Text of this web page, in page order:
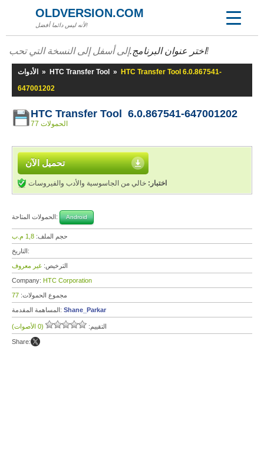
OLDVERSION.COM
لأنه ليس دائما أفضل!
اختر عنوان البرنامج.إلى أسفل إلى النسخة التي تحب!
الأدوات » HTC Transfer Tool »
HTC Transfer Tool 6.0.867541-
647001202
HTC Transfer Tool 6.0.867541-647001202
77 الحمولات
تحميل الآن
اختبار: خالي من الجاسوسية والأدب والفيروسات
الحمولات المتاحة: Android
حجم الملف: 1,8 م.ب
التاريخ:
الترخيص: غير معروف
Company: HTC Corporation
مجموع الحمولات: 77
المساهمة المقدمة: Shane_Parkar
التقييم: (0 الأصوات)
Share: